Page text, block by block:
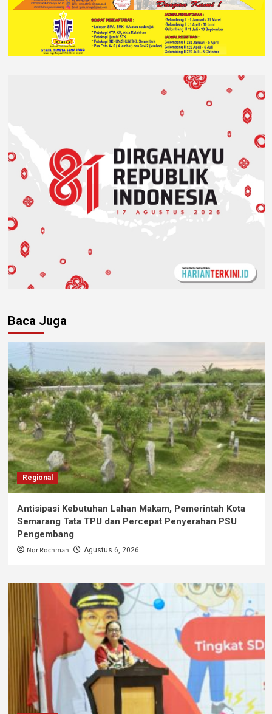
Baca Juga
Regional
Antisipasi Kebutuhan Lahan Makam, Pemerintah Kota
Semarang Tata TPU dan Percepat Penyerahan PSU
Pengembang
Nor Rochman Agustus 6, 2026